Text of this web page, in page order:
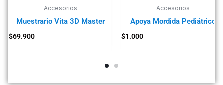
Accesorios
Muestrario Vita 3D Master
$69.900
Accesorios
Apoya Mordida Pediátrico
$1.000